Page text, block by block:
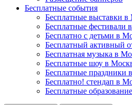
Бесплатные события
Бесплатные выставки в
Бесплатные фестивали
Бесплатно с детьми в
Бесплатный активный
Бесплатная музыка в
Бесплатные шоу в
Бесплатные праздники
Бесплатно! стендап в
Бесплатные